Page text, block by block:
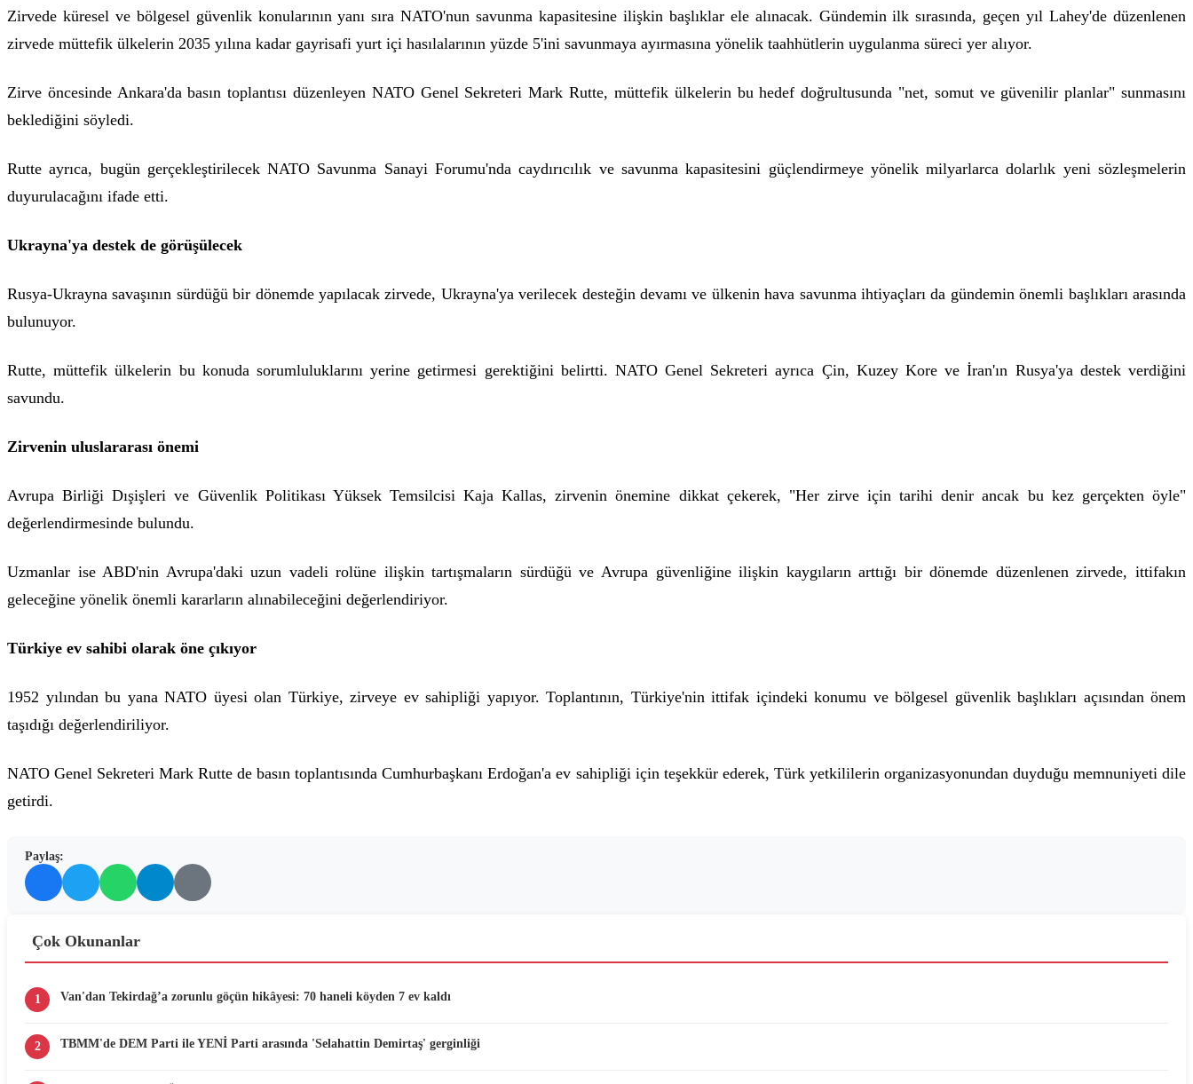
Zirvede küresel ve bölgesel güvenlik konularının yanı sıra NATO'nun savunma kapasitesine ilişkin başlıklar ele alınacak. Gündemin ilk sırasında, geçen yıl Lahey'de düzenlenen
zirvede müttefik ülkelerin 2035 yılına kadar gayrisafi yurt içi hasılalarının yüzde 5'ini savunmaya ayırmasına yönelik taahhütlerin uygulanma süreci yer alıyor.
Zirve öncesinde Ankara'da basın toplantısı düzenleyen NATO Genel Sekreteri Mark Rutte, müttefik ülkelerin bu hedef doğrultusunda "net, somut ve güvenilir planlar" sunmasını
beklediğini söyledi.
Rutte ayrıca, bugün gerçekleştirilecek NATO Savunma Sanayi Forumu'nda caydırıcılık ve savunma kapasitesini güçlendirmeye yönelik milyarlarca dolarlık yeni sözleşmelerin
duyurulacağını ifade etti.
Ukrayna'ya destek de görüşülecek
Rusya-Ukrayna savaşının sürdüğü bir dönemde yapılacak zirvede, Ukrayna'ya verilecek desteğin devamı ve ülkenin hava savunma ihtiyaçları da gündemin önemli başlıkları arasında
bulunuyor.
Rutte, müttefik ülkelerin bu konuda sorumluluklarını yerine getirmesi gerektiğini belirtti. NATO Genel Sekreteri ayrıca Çin, Kuzey Kore ve İran'ın Rusya'ya destek verdiğini
savundu.
Zirvenin uluslararası önemi
Avrupa Birliği Dışişleri ve Güvenlik Politikası Yüksek Temsilcisi Kaja Kallas, zirvenin önemine dikkat çekerek, "Her zirve için tarihi denir ancak bu kez gerçekten öyle"
değerlendirmesinde bulundu.
Uzmanlar ise ABD'nin Avrupa'daki uzun vadeli rolüne ilişkin tartışmaların sürdüğü ve Avrupa güvenliğine ilişkin kaygıların arttığı bir dönemde düzenlenen zirvede, ittifakın
geleceğine yönelik önemli kararların alınabileceğini değerlendiriyor.
Türkiye ev sahibi olarak öne çıkıyor
1952 yılından bu yana NATO üyesi olan Türkiye, zirveye ev sahipliği yapıyor. Toplantının, Türkiye'nin ittifak içindeki konumu ve bölgesel güvenlik başlıkları açısından önem
taşıdığı değerlendiriliyor.
NATO Genel Sekreteri Mark Rutte de basın toplantısında Cumhurbaşkanı Erdoğan'a ev sahipliği için teşekkür ederek, Türk yetkililerin organizasyonundan duyduğu memnuniyeti dile
getirdi.
Paylaş:
Çok Okunanlar
1 Van'dan Tekirdağ’a zorunlu göçün hikâyesi: 70 haneli köyden 7 ev kaldı
2 TBMM'de DEM Parti ile YENİ Parti arasında 'Selahattin Demirtaş' gerginliği